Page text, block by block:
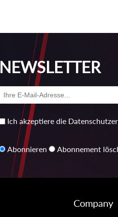
NEWSLETTER
Ich akzeptiere die
Abonnieren Abonnement
Company